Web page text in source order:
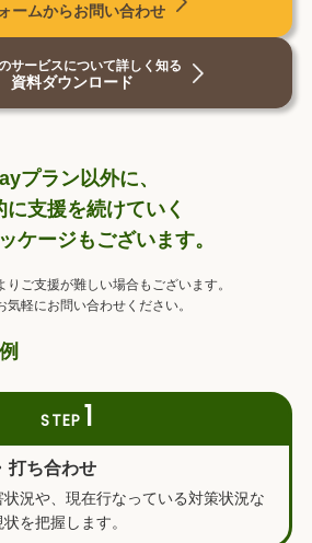
ームから⁨⁩お問い合わせ
サービスについて詳しく知る
資料ダウンロード
プラン以外に、
に支援を続けていく
ケージもございます。
ご支援が難しい場合もございます。
気軽にお問い合わせください。
STEP 1
打ち合わせ
況や、現在行なっている対策状況な
を把握します。